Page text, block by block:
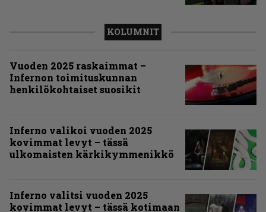
KOLUMNIT
Vuoden 2025 raskaimmat –
Infernon toimituskunnan
henkilökohtaiset suosikit
Inferno valikoi vuoden 2025
kovimmat levyt – tässä
ulkomaisten kärkikymmenikkö
Inferno valitsi vuoden 2025
kovimmat levyt – tässä kotimaan